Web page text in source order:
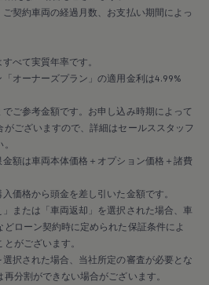
の品質とは
ービスガイド
ァイナンスプログラム
について
ラー地域別採用情報
ク管理・コンプライアンス
契約車両の経過月数、お支払い期間によっ
べて実質年率です。
オーナーズプラン」の適用金利は4.99%
ご参考金額です。お申し込み時期によって
がございますので、詳細はセールススタッフ
額は車両本体価格＋オプション価格＋諸費
価格から頭金を差し引いた金額です。
または「車両返却」を選択された場合、車
ローン契約時に定められた保証条件によ
がございます。
択された場合、当社所定の審査が必要とな
分割ができない場合がございます。